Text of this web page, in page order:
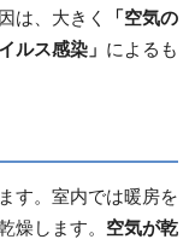
は、大きく
「空気の
ルス感染」 によるも
す。室内では暖房を
燥します。 空気が乾